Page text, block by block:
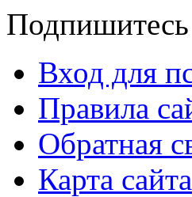
Подпишитесь
Вход для
Правила
Обратная
Карта сайта